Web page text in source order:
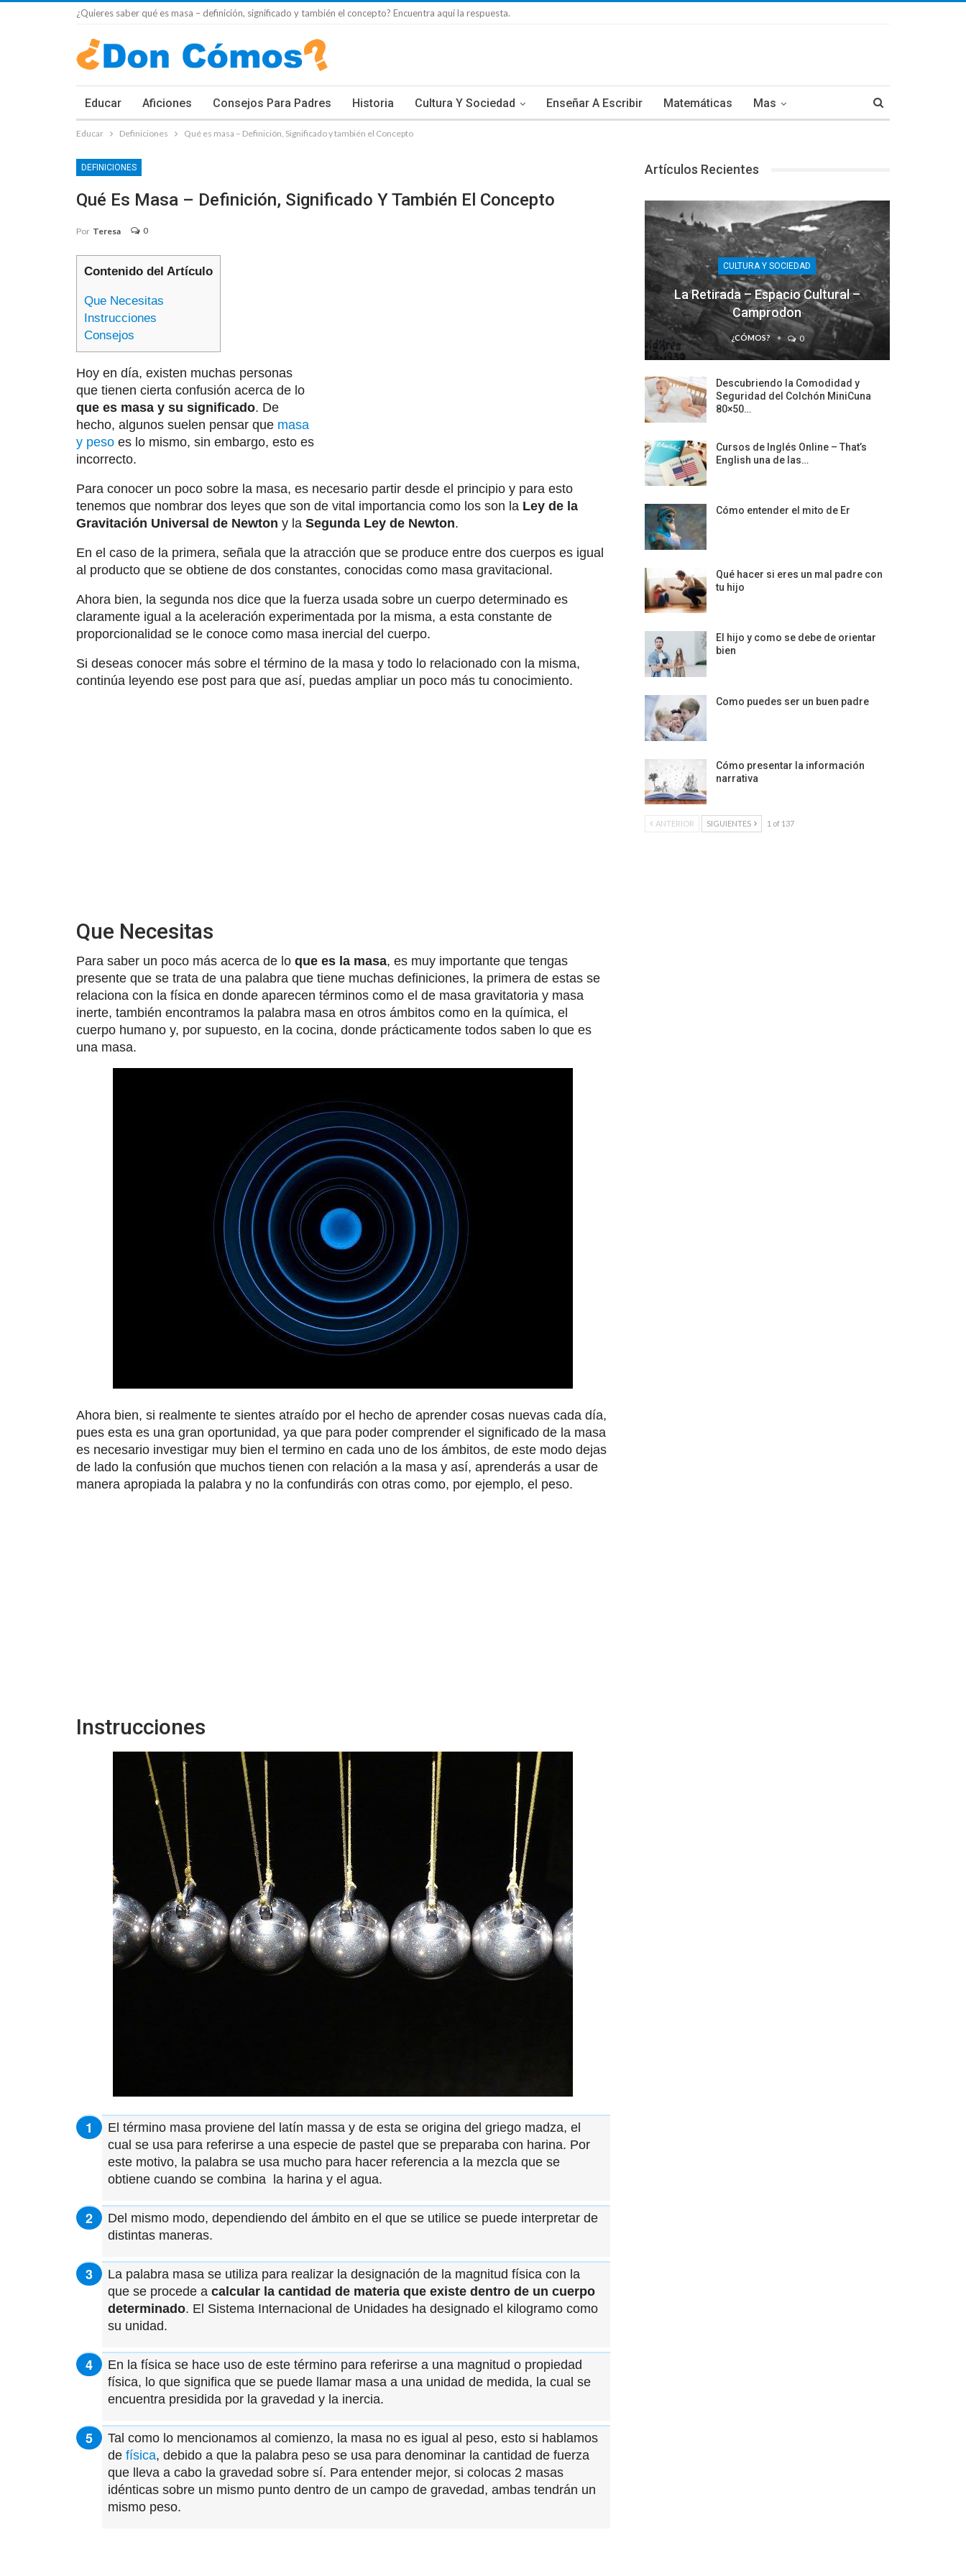
¿Quieres saber qué es masa – definición, significado y también el concepto? Encuentra aquí la respuesta.
Educar Aficiones Consejos Para Padres Historia Cultura Y Sociedad Enseñar A Escribir Matemáticas Mas
Educar Definiciones Qué es masa – Definición, Significado y también el Concepto
DEFINICIONES
Qué Es Masa – Definición, Significado Y También El Concepto
Por Teresa 0
Contenido del Artículo
Que Necesitas
Instrucciones
Consejos
Hoy en día, existen muchas personas
que tienen cierta confusión acerca de lo
que es masa y su significado. De
hecho, algunos suelen pensar que masa
y peso es lo mismo, sin embargo, esto es
incorrecto.
Para conocer un poco sobre la masa, es necesario partir desde el principio y para esto
tenemos que nombrar dos leyes que son de vital importancia como los son la Ley de la
Gravitación Universal de Newton y la Segunda Ley de Newton.
En el caso de la primera, señala que la atracción que se produce entre dos cuerpos es igual
al producto que se obtiene de dos constantes, conocidas como masa gravitacional.
Ahora bien, la segunda nos dice que la fuerza usada sobre un cuerpo determinado es
claramente igual a la aceleración experimentada por la misma, a esta constante de
proporcionalidad se le conoce como masa inercial del cuerpo.
Si deseas conocer más sobre el término de la masa y todo lo relacionado con la misma,
continúa leyendo ese post para que así, puedas ampliar un poco más tu conocimiento.
Que Necesitas
Para saber un poco más acerca de lo que es la masa, es muy importante que tengas
presente que se trata de una palabra que tiene muchas definiciones, la primera de estas se
relaciona con la física en donde aparecen términos como el de masa gravitatoria y masa
inerte, también encontramos la palabra masa en otros ámbitos como en la química, el
cuerpo humano y, por supuesto, en la cocina, donde prácticamente todos saben lo que es
una masa.
Ahora bien, si realmente te sientes atraído por el hecho de aprender cosas nuevas cada día,
pues esta es una gran oportunidad, ya que para poder comprender el significado de la masa
es necesario investigar muy bien el termino en cada uno de los ámbitos, de este modo dejas
de lado la confusión que muchos tienen con relación a la masa y así, aprenderás a usar de
manera apropiada la palabra y no la confundirás con otras como, por ejemplo, el peso.
Instrucciones
El término masa proviene del latín massa y de esta se origina del griego madza, el
cual se usa para referirse a una especie de pastel que se preparaba con harina. Por
este motivo, la palabra se usa mucho para hacer referencia a la mezcla que se
obtiene cuando se combina la harina y el agua.
Del mismo modo, dependiendo del ámbito en el que se utilice se puede interpretar de
distintas maneras.
La palabra masa se utiliza para realizar la designación de la magnitud física con la
que se procede a calcular la cantidad de materia que existe dentro de un cuerpo
determinado. El Sistema Internacional de Unidades ha designado el kilogramo como
su unidad.
En la física se hace uso de este término para referirse a una magnitud o propiedad
física, lo que significa que se puede llamar masa a una unidad de medida, la cual se
encuentra presidida por la gravedad y la inercia.
Tal como lo mencionamos al comienzo, la masa no es igual al peso, esto si hablamos
de física, debido a que la palabra peso se usa para denominar la cantidad de fuerza
que lleva a cabo la gravedad sobre sí. Para entender mejor, si colocas 2 masas
idénticas sobre un mismo punto dentro de un campo de gravedad, ambas tendrán un
mismo peso.
Artículos Recientes
CULTURA Y SOCIEDAD
La Retirada – Espacio Cultural –
Camprodon
¿CÓMOS? 0
Descubriendo la Comodidad y
Seguridad del Colchón MiniCuna
80×50…
Cursos de Inglés Online – That’s
English una de las…
Cómo entender el mito de Er
Qué hacer si eres un mal padre con
tu hijo
El hijo y como se debe de orientar
bien
Como puedes ser un buen padre
Cómo presentar la información
narrativa
ANTERIOR SIGUIENTES 1 of 137